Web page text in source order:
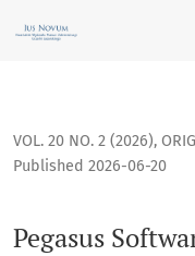
VOL. 20 NO. 2 (2026),
Pegasus
Published 2026-06-20